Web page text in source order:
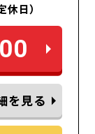
日）
を見る